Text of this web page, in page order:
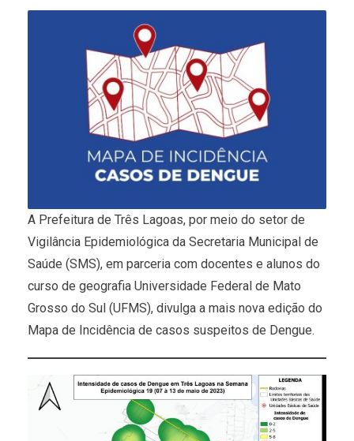
A Prefeitura de Três Lagoas, por meio do setor de
Vigilância Epidemiológica da Secretaria Municipal de
Saúde (SMS), em parceria com docentes e alunos do
curso de geografia Universidade Federal de Mato
Grosso do Sul (UFMS), divulga a mais nova edição do
Mapa de Incidência de casos suspeitos de Dengue.